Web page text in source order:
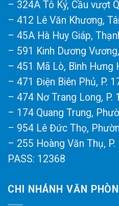
– 324A Tô Ký, Cầu vượt
– 412 Lê Văn Khương,
– 45A Hà Huy Giáp,
– 591 Kinh Dương
– 451 Mã Lò, Bình Hưng
– 471 Điện Biên Phủ, P.
– 474 Nơ Trang Long, P.
– 174 Quang Trung,
– 954 Lê Đức Thọ,
– 255 Hoàng Văn Thụ, P.
PASS: 12368
CHI NHÁNH VĂN